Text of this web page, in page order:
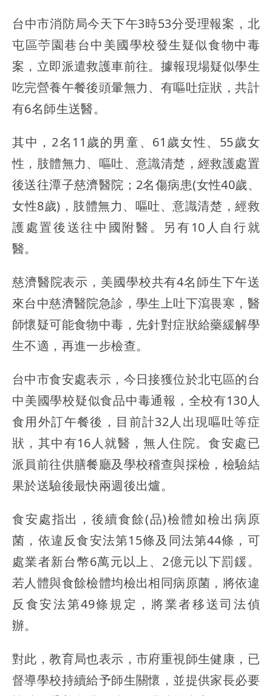
台中市消防局今天下午3時53分受理報案，北
屯區苧園巷台中美國學校發生疑似食物中毒
案，立即派遣救護車前往。據報現場疑似學生
吃完營養午餐後頭暈無力、有嘔吐症狀，共計
有6名師生送醫。
其中，2名11歲的男童、61歲女性、55歲女
性，肢體無力、嘔吐、意識清楚，經救護處置
後送往潭子慈濟醫院；2名傷病患(女性40歲、
女性8歲)，肢體無力、嘔吐、意識清楚，經救
護處置後送往中國附醫。另有10人自行就
醫。
慈濟醫院表示，美國學校共有4名師生下午送
來台中慈濟醫院急診，學生上吐下瀉畏寒，醫
師懷疑可能食物中毒，先針對症狀給藥緩解學
生不適，再進一步檢查。
台中市食安處表示，今日接獲位於北屯區的台
中美國學校疑似食品中毒通報，全校有130人
食用外訂午餐後，目前計32人出現嘔吐等症
狀，其中有16人就醫，無人住院。食安處已
派員前往供膳餐廳及學校稽查與採檢，檢驗結
果於送驗後最快兩週後出爐。
食安處指出，後續食餘(品)檢體如檢出病原
菌，依違反食安法第15條及同法第44條，可
處業者新台幣6萬元以上、2億元以下罰鍰。
若人體與食餘檢體均檢出相同病原菌，將依違
反食安法第49條規定，將業者移送司法偵
辦。
對此，教育局也表示，市府重視師生健康，已
督導學校持續給予師生關懷，並提供家長必要